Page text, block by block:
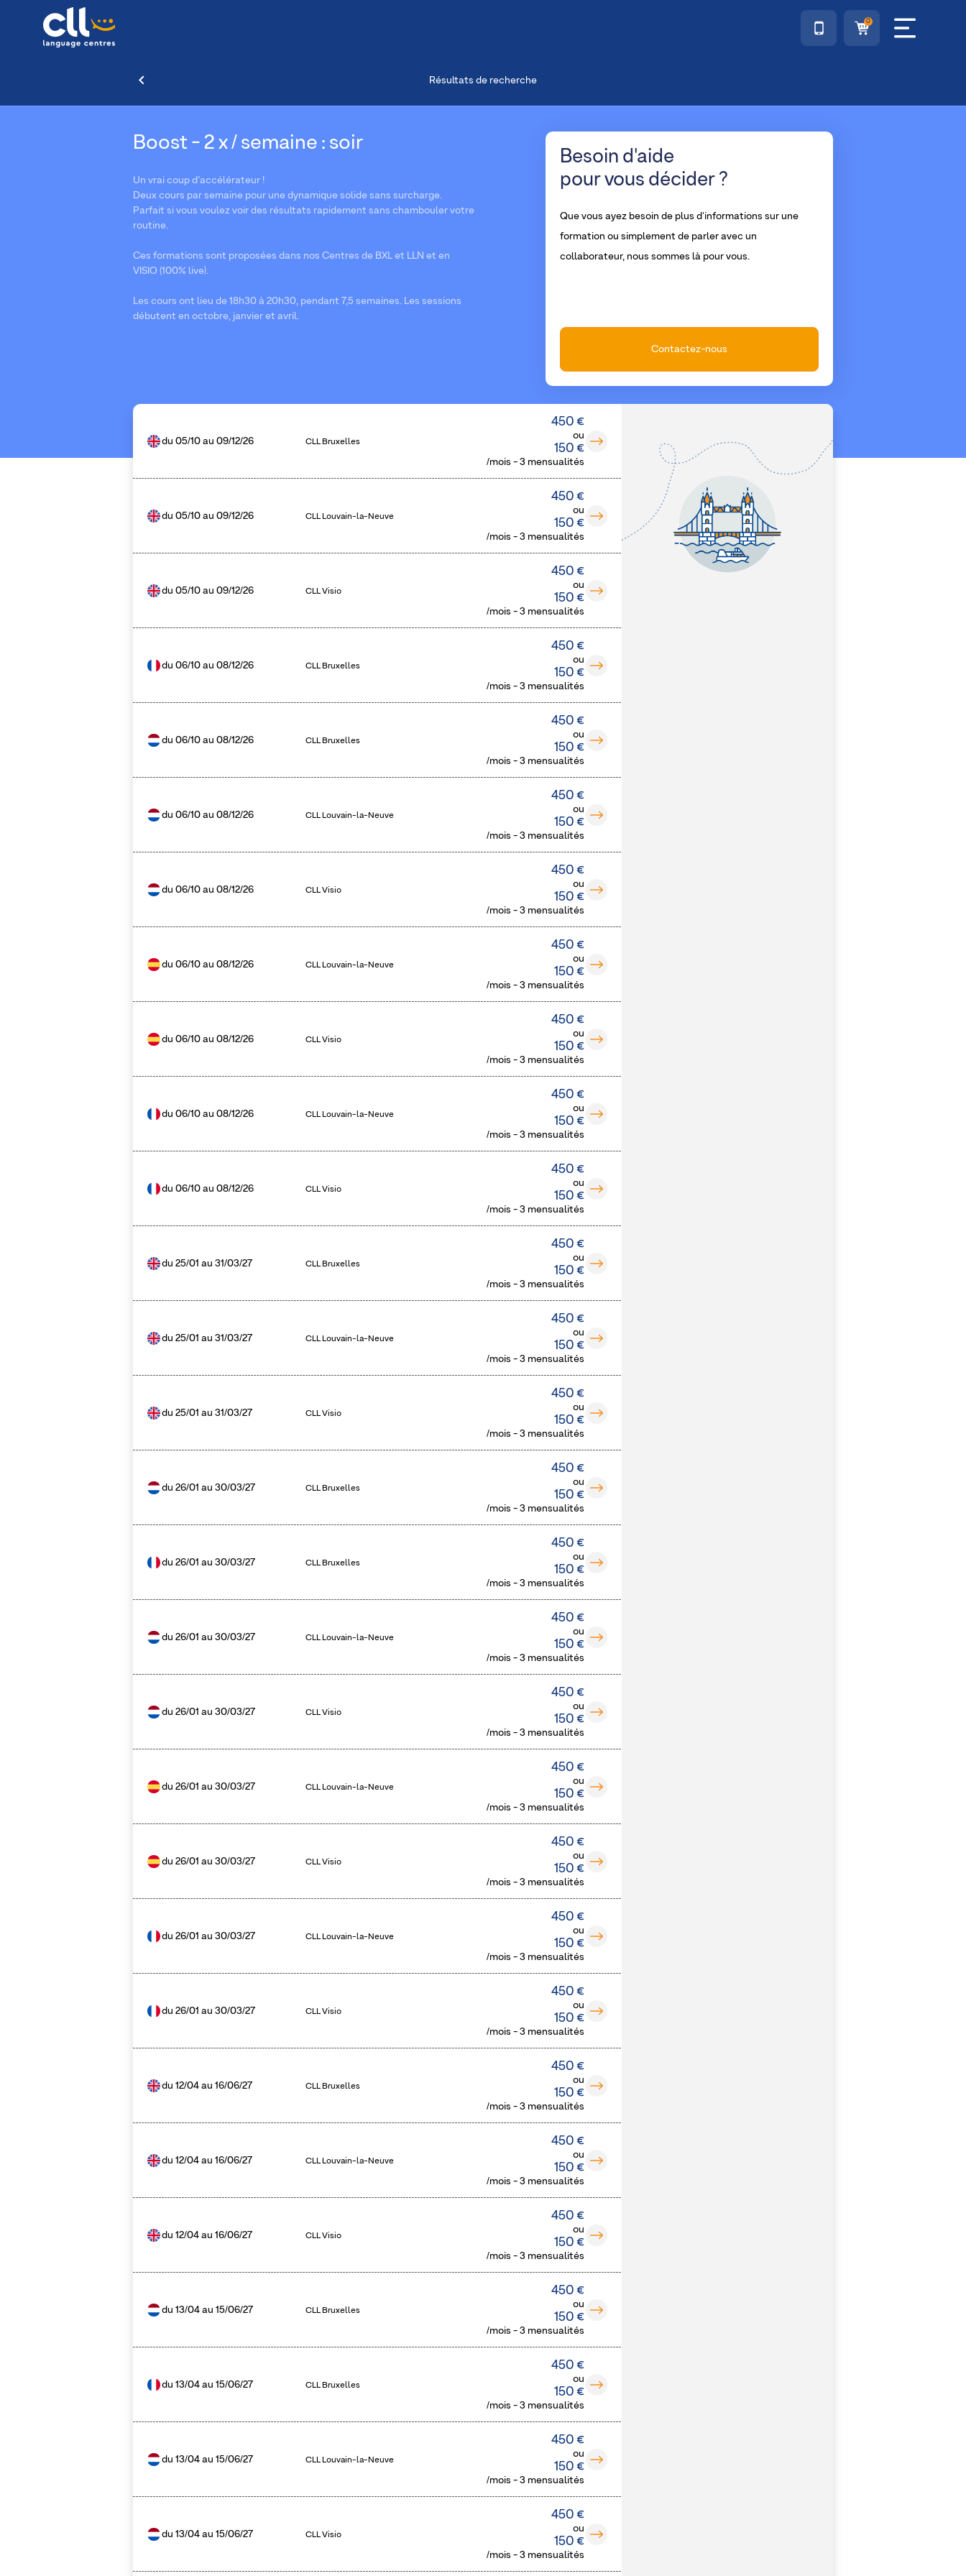
0
Résultats de recherche
Boost - 2 x / semaine : soir
Un vrai coup d’accélérateur !
Deux cours par semaine pour une dynamique solide sans surcharge.
Parfait si vous voulez voir des résultats rapidement sans chambouler votre
routine.
Ces formations sont proposées dans nos Centres de BXL et LLN et en
VISIO (100% live).
Les cours ont lieu de 18h30 à 20h30, pendant 7,5 semaines. Les sessions
débutent en octobre, janvier et avril.
Besoin d'aide
pour vous décider ?
Que vous ayez besoin de plus d'informations sur une
formation ou simplement de parler avec un
collaborateur, nous sommes là pour vous.
Contactez-nous
du 05/10au 09/12/26 CLL Bruxelles
450 €
ou
150 €
/mois - 3 mensualités
du 05/10au 09/12/26 CLL Louvain-la-Neuve
450 €
ou
150 €
/mois - 3 mensualités
du 05/10au 09/12/26 CLL Visio
450 €
ou
150 €
/mois - 3 mensualités
du 06/10au 08/12/26 CLL Bruxelles
450 €
ou
150 €
/mois - 3 mensualités
du 06/10au 08/12/26 CLL Bruxelles
450 €
ou
150 €
/mois - 3 mensualités
du 06/10au 08/12/26 CLL Louvain-la-Neuve
450 €
ou
150 €
/mois - 3 mensualités
du 06/10au 08/12/26 CLL Visio
450 €
ou
150 €
/mois - 3 mensualités
du 06/10au 08/12/26 CLL Louvain-la-Neuve
450 €
ou
150 €
/mois - 3 mensualités
du 06/10au 08/12/26 CLL Visio
450 €
ou
150 €
/mois - 3 mensualités
du 06/10au 08/12/26 CLL Louvain-la-Neuve
450 €
ou
150 €
/mois - 3 mensualités
du 06/10au 08/12/26 CLL Visio
450 €
ou
150 €
/mois - 3 mensualités
du 25/01 au 31/03/27 CLL Bruxelles
450 €
ou
150 €
/mois - 3 mensualités
du 25/01 au 31/03/27 CLL Louvain-la-Neuve
450 €
ou
150 €
/mois - 3 mensualités
du 25/01 au 31/03/27 CLL Visio
450 €
ou
150 €
/mois - 3 mensualités
du 26/01 au 30/03/27 CLL Bruxelles
450 €
ou
150 €
/mois - 3 mensualités
du 26/01 au 30/03/27 CLL Bruxelles
450 €
ou
150 €
/mois - 3 mensualités
du 26/01 au 30/03/27 CLL Louvain-la-Neuve
450 €
ou
150 €
/mois - 3 mensualités
du 26/01 au 30/03/27 CLL Visio
450 €
ou
150 €
/mois - 3 mensualités
du 26/01 au 30/03/27 CLL Louvain-la-Neuve
450 €
ou
150 €
/mois - 3 mensualités
du 26/01 au 30/03/27 CLL Visio
450 €
ou
150 €
/mois - 3 mensualités
du 26/01 au 30/03/27 CLL Louvain-la-Neuve
450 €
ou
150 €
/mois - 3 mensualités
du 26/01 au 30/03/27 CLL Visio
450 €
ou
150 €
/mois - 3 mensualités
du 12/04au 16/06/27 CLL Bruxelles
450 €
ou
150 €
/mois - 3 mensualités
du 12/04au 16/06/27 CLL Louvain-la-Neuve
450 €
ou
150 €
/mois - 3 mensualités
du 12/04au 16/06/27 CLL Visio
450 €
ou
150 €
/mois - 3 mensualités
du 13/04au 15/06/27 CLL Bruxelles
450 €
ou
150 €
/mois - 3 mensualités
du 13/04au 15/06/27 CLL Bruxelles
450 €
ou
150 €
/mois - 3 mensualités
du 13/04au 15/06/27 CLL Louvain-la-Neuve
450 €
ou
150 €
/mois - 3 mensualités
du 13/04au 15/06/27 CLL Visio
450 €
ou
150 €
/mois - 3 mensualités